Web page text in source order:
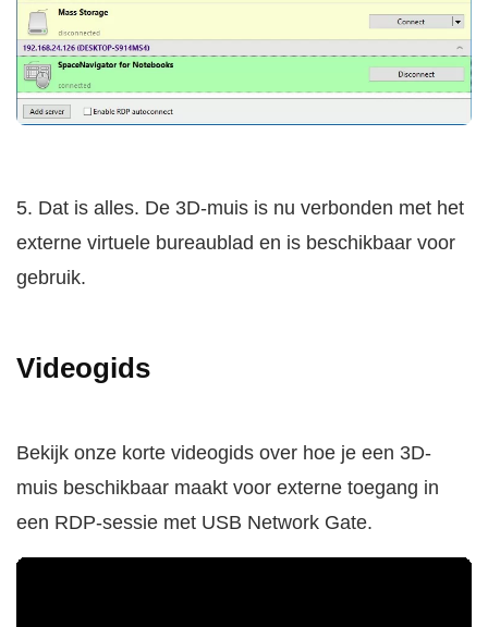
5. Dat is alles. De 3D-muis is nu verbonden met het
externe virtuele bureaublad en is beschikbaar voor
gebruik.
Videogids
Bekijk onze korte videogids over hoe je een 3D-
muis beschikbaar maakt voor externe toegang in
een RDP-sessie met USB Network Gate.